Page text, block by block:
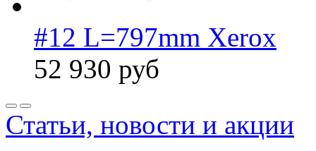
#12 L=797mm Xerox
52 930 руб
Статьи, новости и акции